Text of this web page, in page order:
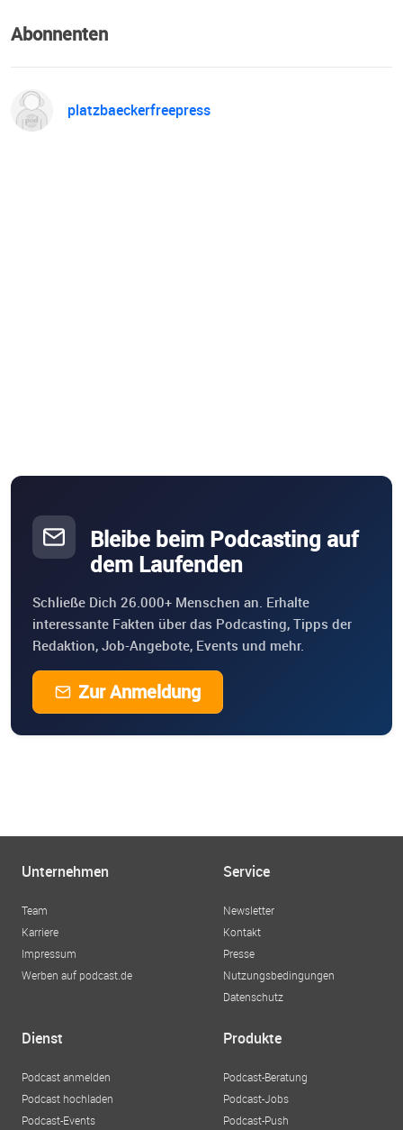
Abonnenten
platzbaeckerfreepress
Bleibe beim Podcasting auf
dem Laufenden
Schließe Dich 26.000+ Menschen an. Erhalte
interessante Fakten über das Podcasting, Tipps der
Redaktion, Job-Angebote, Events und mehr.
Zur Anmeldung
Unternehmen
Team
Karriere
Impressum
Werben auf podcast.de
Service
Newsletter
Kontakt
Presse
Nutzungsbedingungen
Datenschutz
Dienst
Podcast anmelden
Podcast hochladen
Podcast-Events
Produkte
Podcast-Beratung
Podcast-Jobs
Podcast-Push